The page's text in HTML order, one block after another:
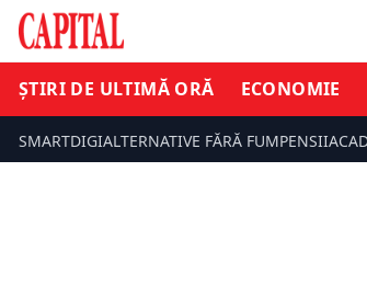
ȘTIRI DE ULTIMĂ ORĂ ECONOMIE
SMARTDIGIALTERNATIVE FĂRĂ FUMPENSII